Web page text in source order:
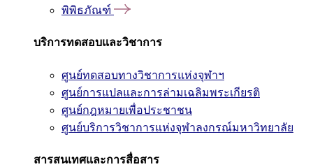
พิพิธภัณฑ์
บริการทดสอบและวิชาการ
ศูนย์ทดสอบทางวิชาการแห่งจุฬาฯ
ศูนย์การแปลและการล่ามเฉลิมพระเกียรติ
ศูนย์กฎหมายเพื่อประชาชน
ศูนย์บริการวิชาการแห่งจุฬาลงกรณ์มหาวิทยาลัย
สารสนเทศและการสื่อสาร